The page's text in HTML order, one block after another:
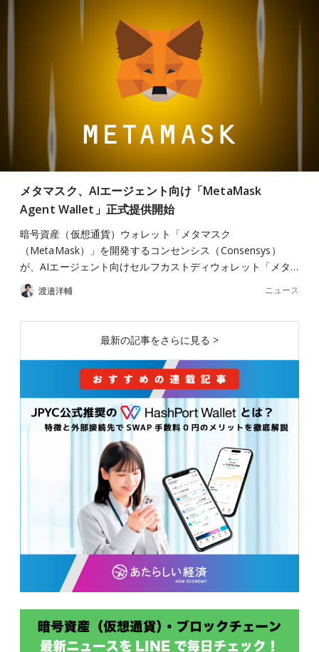
メタマスク、AIエージェント向け「MetaMask
Agent Wallet」正式提供開始
暗号資産（仮想通貨）ウォレット「メタマスク
（MetaMask）」を開発するコンセンシス（Consensys）
が、AIエージェント向けセルフカストディウォレット「メタ…
渡邉洋輔 ニュース
最新の記事をさらに見る >